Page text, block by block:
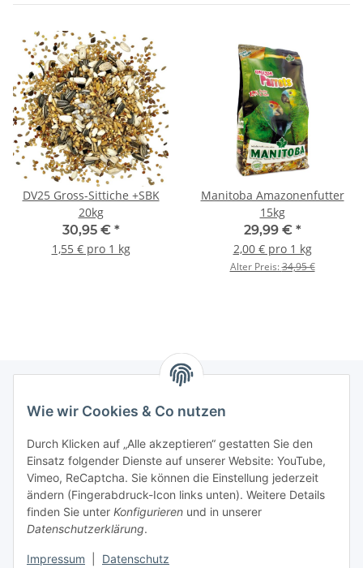
Wie wir Cookies & Co nutzen
Durch Klicken auf „Alle akzeptieren“ gestatten Sie den
Einsatz folgender Dienste auf unserer Website: YouTube,
Vimeo, ReCaptcha. Sie können die Einstellung jederzeit
ändern (Fingerabdruck-Icon links unten). Weitere Details
finden Sie unter Konfigurieren und in unserer
Datenschutzerklärung.
Impressum Datenschutz
DV25 Gross-Sittiche +SBK
20kg
30,95 € *
1,55 € pro 1 kg
Manitoba Amazonenfutter
15kg
29,99 € *
2,00 € pro 1 kg
Alter Preis:34,95 €
Informationen
Gesetzliche Informationen
Mein Konto